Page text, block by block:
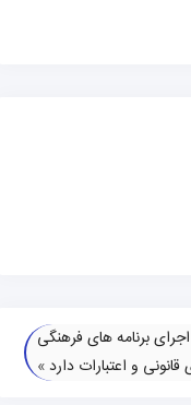
برنامه های فرهنگی
و اعتبارات دارد»